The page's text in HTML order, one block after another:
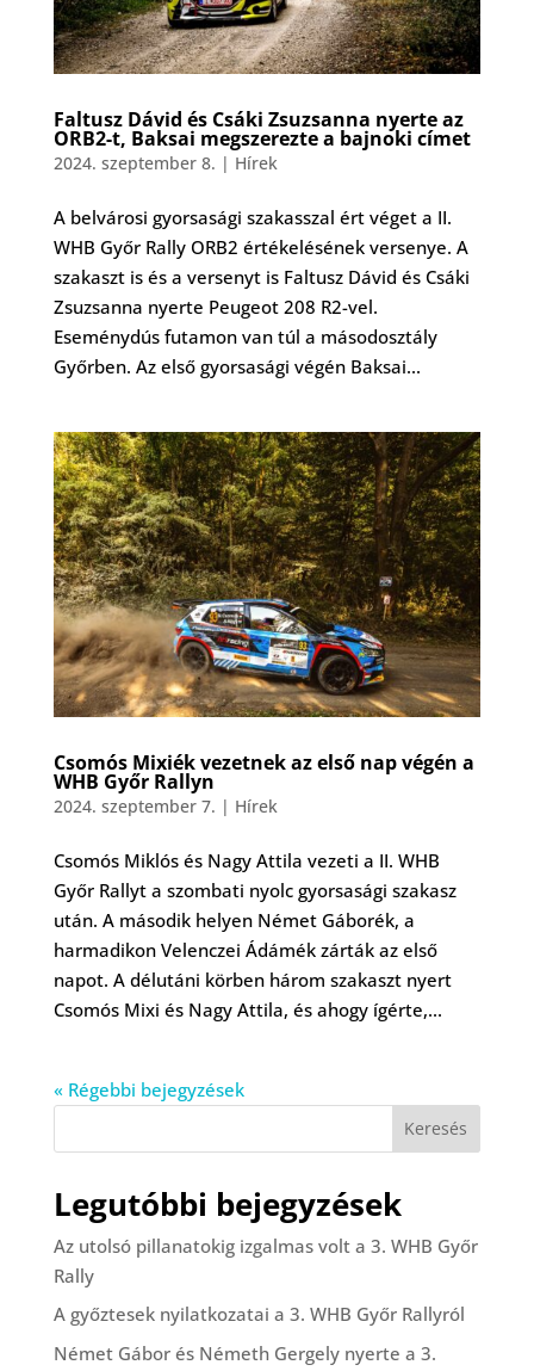
Faltusz Dávid és Csáki Zsuzsanna nyerte az
ORB2-t, Baksai megszerezte a bajnoki címet
2024. szeptember 8. | Hírek
A belvárosi gyorsasági szakasszal ért véget a II.
WHB Győr Rally ORB2 értékelésének versenye. A
szakaszt is és a versenyt is Faltusz Dávid és Csáki
Zsuzsanna nyerte Peugeot 208 R2-vel.
Eseménydús futamon van túl a másodosztály
Győrben. Az első gyorsasági végén Baksai...
Csomós Mixiék vezetnek az első nap végén a
WHB Győr Rallyn
2024. szeptember 7. | Hírek
Csomós Miklós és Nagy Attila vezeti a II. WHB
Győr Rallyt a szombati nyolc gyorsasági szakasz
után. A második helyen Német Gáborék, a
harmadikon Velenczei Ádámék zárták az első
napot. A délutáni körben három szakaszt nyert
Csomós Mixi és Nagy Attila, és ahogy ígérte,...
« Régebbi bejegyzések
Keresés
Legutóbbi bejegyzések
Az utolsó pillanatokig izgalmas volt a 3. WHB Győr
Rally
A győztesek nyilatkozatai a 3. WHB Győr Rallyról
Német Gábor és Németh Gergely nyerte a 3.